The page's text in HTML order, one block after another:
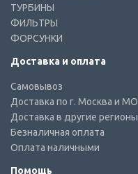
ТУРБИНЫ
ФИЛЬТРЫ
ФОРСУНКИ
Доставка и оплата
Самовывоз
Доставка по г. Москва и МО
Доставка в другие регионы
Безналичная оплата
Оплата наличными
Помощь